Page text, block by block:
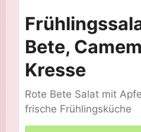
Bete,
Kresse
Rote Bete Salat mit
frische Frühlingsküche